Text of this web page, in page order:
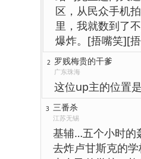
区，从民众手机
里，我就数到了
爆炸。[捂嘴笑][
2 罗贱梅贵的干爹
广东珠海
这位up主的位置
3 三番杀
江苏无锡
基辅…五个小时的
去炸卢甘斯克的